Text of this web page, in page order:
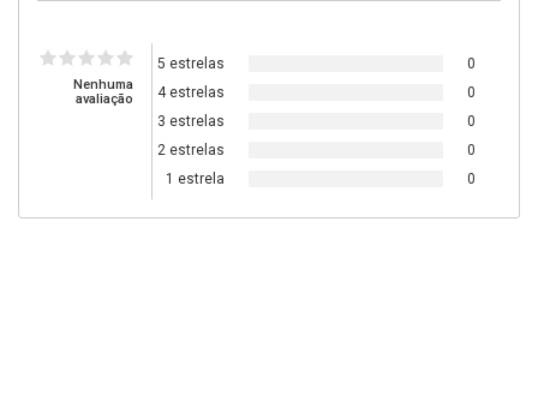
Nenhuma
avaliação
5 estrelas
0
4 estrelas
0
3 estrelas
0
2 estrelas
0
1 estrela
0